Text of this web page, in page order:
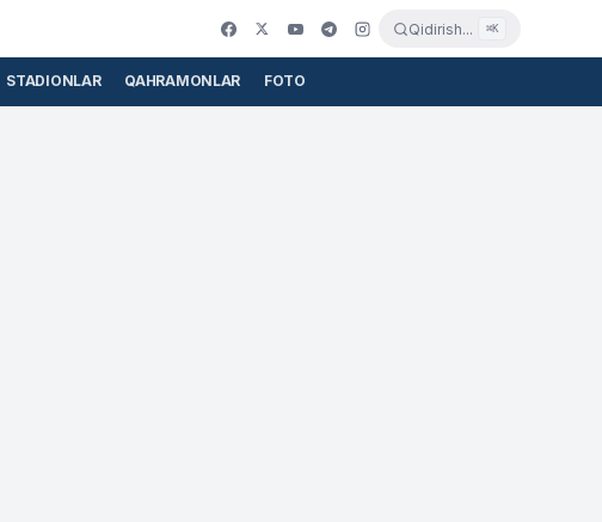
Qidirish... ⌘K
STADIONLAR QAHRAMONLAR FOTO